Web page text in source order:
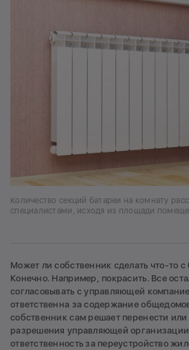
Количество секций батареи на комнату
специалистами, исходя из площади
Может ли собственник сделать что-то
Конечно. Например, покрасить. Все
согласовывать с управляющей
ответственна за содержание
собственник сам решает перенести
разрешения управляющей
ответственность за переустройство